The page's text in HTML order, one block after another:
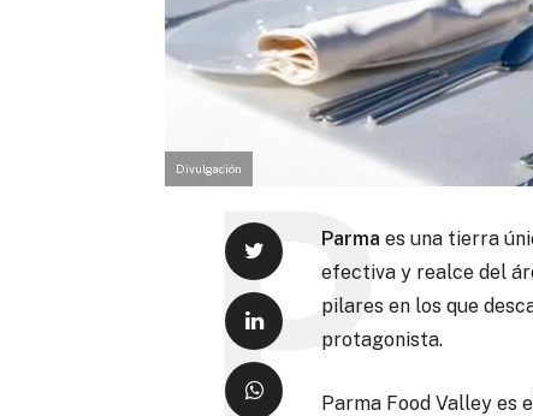
Divulgación
Parma es una tierra
efectiva y realce del
pilares en los que
protagonista.
Parma Food Valley es